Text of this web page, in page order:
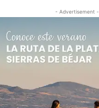
- Advertisement -